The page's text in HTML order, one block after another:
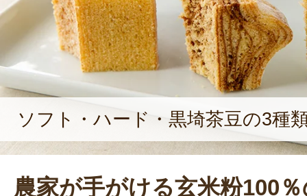
けて取り組んでいく。
ソフト・ハード・黒埼茶豆の3種
農家が手がける玄米粉100